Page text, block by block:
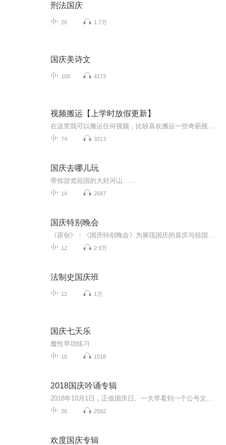
刑法国庆
26 1.7万
国庆美诗文
108 4173
视频搬运【上学时放假更新】
74 3213
国庆去哪儿玩
带你游览祖国的大好河山……
14 2687
国庆特别晚会
12 2.9万
法制史国庆班
12 1万
国庆七天乐
魔性早功练习
10 1518
2018国庆吟诵专辑
38 2592
欢度国庆专辑